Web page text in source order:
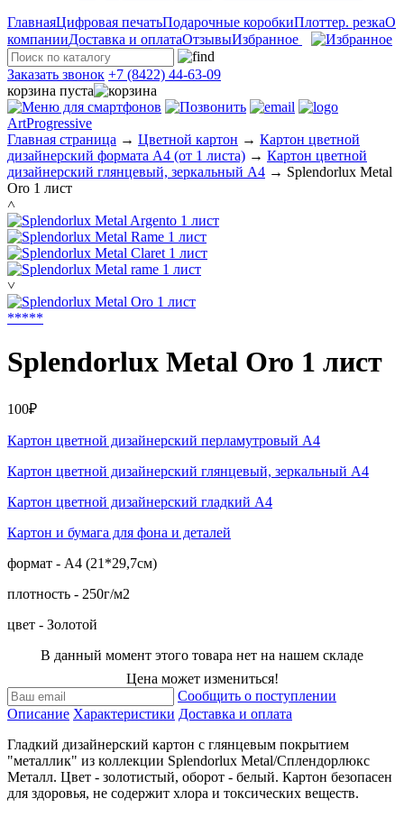
ГлавнаяЦифровая печатьПодарочные коробкиПлоттер. резкаО
компанииДоставка и оплатаОтзывыИзбранное
Заказать звонок +7 (8422) 44-63-09
корзина пуста
ArtProgressive
Главная страница → Цветной картон → Картон цветной
дизайнерский формата А4 (от 1 листа) → Картон цветной
дизайнерский глянцевый, зеркальный А4 → Splendorlux Metal
Oro 1 лист
˄
˅
*****
Splendorlux Metal Oro 1 лист
100₽
Картон цветной дизайнерский перламутровый А4
Картон цветной дизайнерский глянцевый, зеркальный А4
Картон цветной дизайнерский гладкий А4
Картон и бумага для фона и деталей
формат - А4 (21*29,7см)
плотность - 250г/м2
цвет - Золотой
В данный момент этого товара нет на нашем складе
Цена может измениться!
Сообщить о поступлении
Описание Характеристики Доставка и оплата
Гладкий дизайнерский картон с глянцевым покрытием
"металлик" из коллекции Splendorlux Metal/Сплендорлюкс
Металл. Цвет - золотистый, оборот - белый. Картон безопасен
для здоровья, не содержит хлора и токсических веществ.